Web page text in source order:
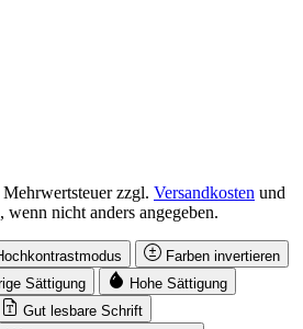
zzgl. Versandkosten und
nicht anders angegeben.
Farben invertieren
Sättigung
Hohe Sättigung
Gut lesbare Schrift